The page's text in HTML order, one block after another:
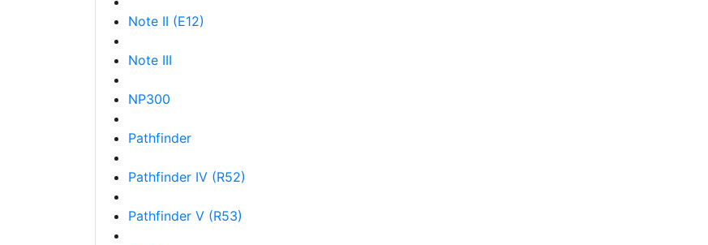
Note II (E12)
Note III
NP300
Pathfinder
Pathfinder IV (R52)
Pathfinder V (R53)